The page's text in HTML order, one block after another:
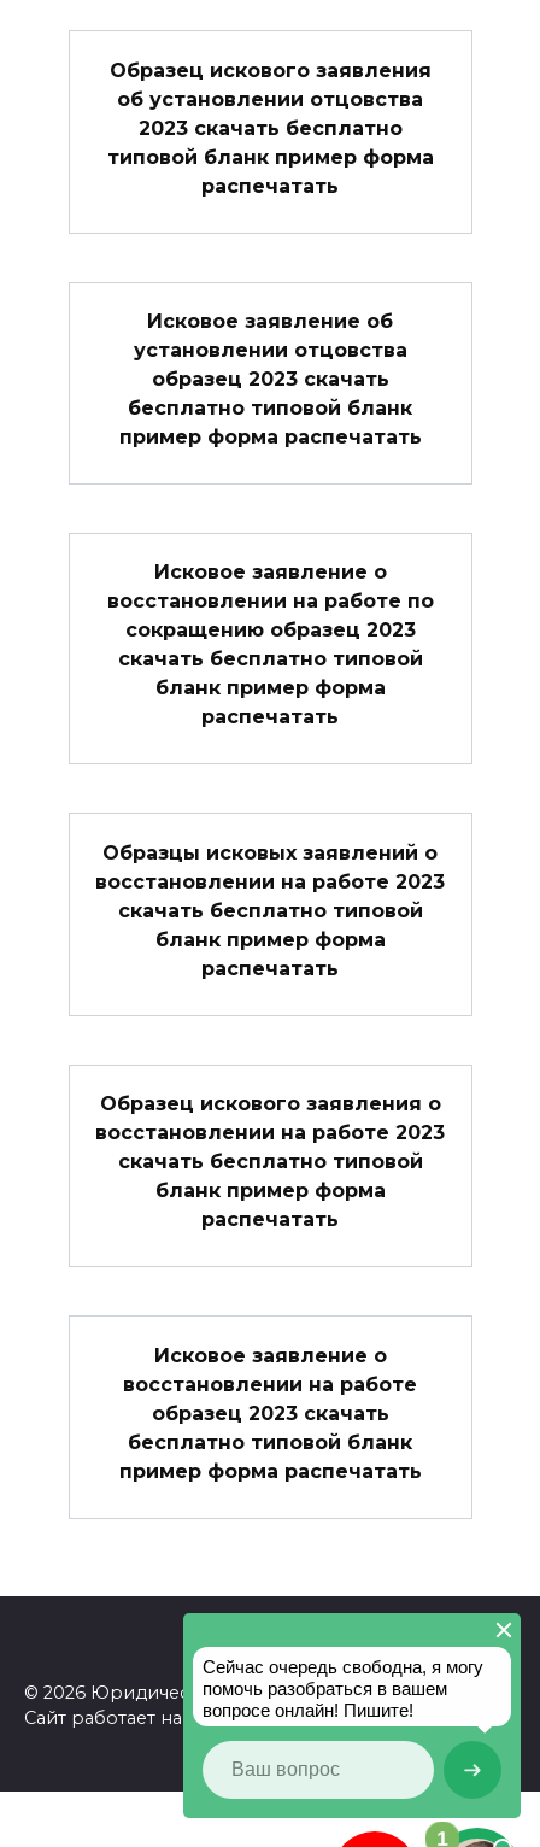
Образец искового заявления
об установлении отцовства
2023 скачать бесплатно
типовой бланк пример форма
распечатать
Исковое заявление об
установлении отцовства
образец 2023 скачать
бесплатно типовой бланк
пример форма распечатать
Исковое заявление о
восстановлении на работе по
сокращению образец 2023
скачать бесплатно типовой
бланк пример форма
распечатать
Образцы исковых заявлений о
восстановлении на работе 2023
скачать бесплатно типовой
бланк пример форма
распечатать
Образец искового заявления о
восстановлении на работе 2023
скачать бесплатно типовой
бланк пример форма
распечатать
Исковое заявление о
восстановлении на работе
образец 2023 скачать
бесплатно типовой бланк
пример форма распечатать
© 2026 Юридическая консультация
Сайт работает на темеReboot